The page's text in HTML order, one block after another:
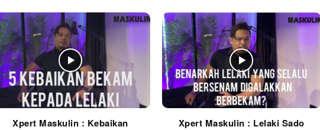
Xpert Maskulin : Kebaikan
Xpert Maskulin : Lelaki Sado